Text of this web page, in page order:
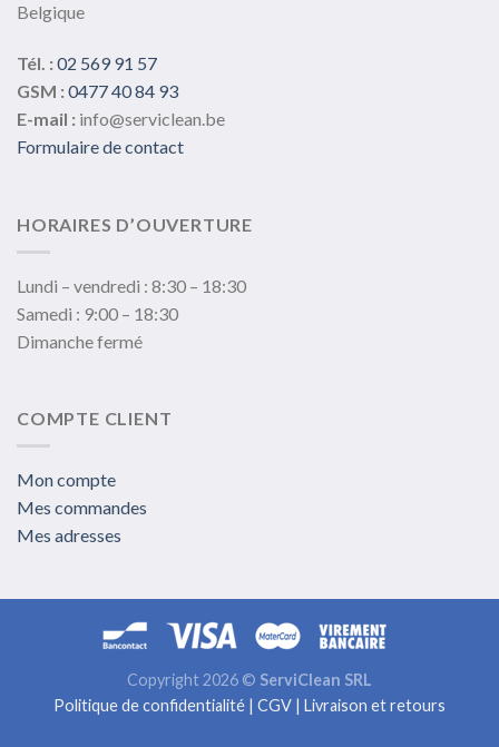
Belgique
Tél. : 02 569 91 57
GSM : 0477 40 84 93
E-mail : info@serviclean.be
Formulaire de contact
HORAIRES D’OUVERTURE
Lundi – vendredi : 8:30 – 18:30
Samedi : 9:00 – 18:30
Dimanche fermé
COMPTE CLIENT
Mon compte
Mes commandes
Mes adresses
Copyright 2026 © ServiClean SRL
Politique de confidentialité | CGV | Livraison et retours